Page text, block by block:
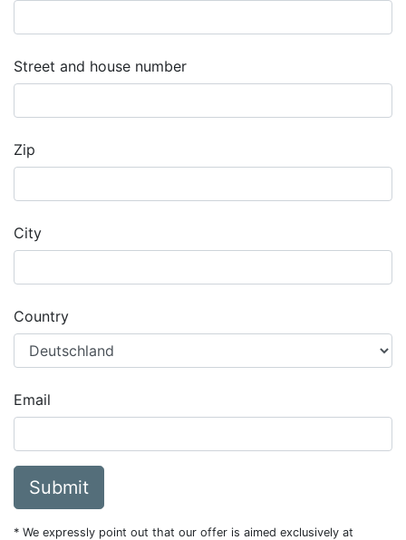
Street and house number
Zip
City
Country
Email
Submit
* We expressly point out that our offer is aimed exclusively at